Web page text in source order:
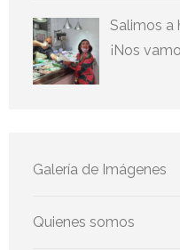
Salimos a
¡Nos
Galería de Imágenes
Quienes somos